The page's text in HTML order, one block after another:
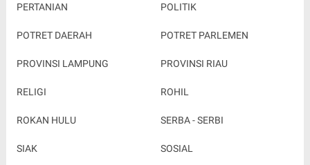
PERTANIAN POLITIK
POTRET DAERAH POTRET PARLEMEN
PROVINSI LAMPUNG PROVINSI RIAU
RELIGI ROHIL
ROKAN HULU SERBA - SERBI
SIAK SOSIAL